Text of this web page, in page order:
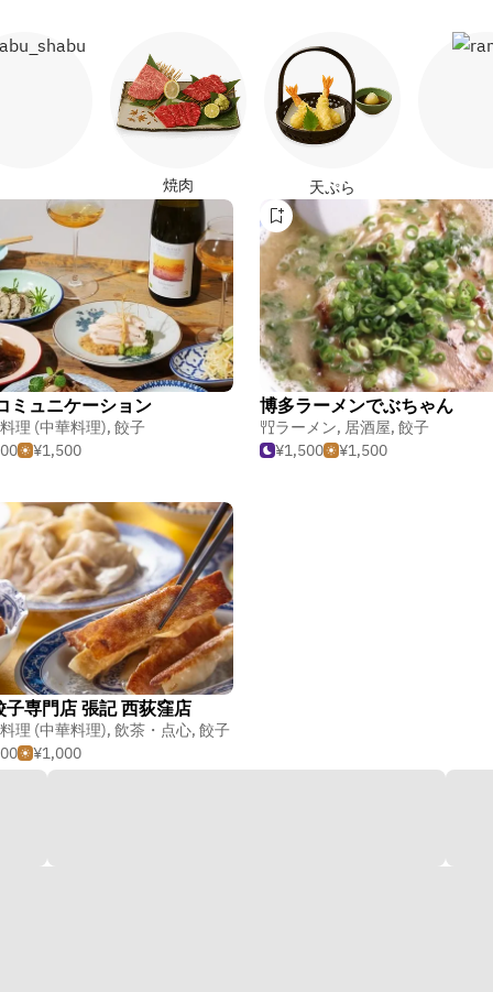
焼肉 天ぷら
ミュニケーション
理 (中華料理), 餃子
¥1,500
博多ラーメンでぶちゃん
ラーメン, 居酒屋, 餃子
¥1,500
¥1,500
子専門店 張記 西荻窪店
理 (中華料理), 飲茶・点心, 餃子
¥1,000